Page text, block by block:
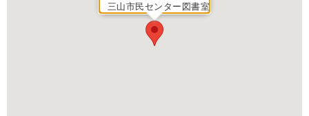
三山市民センター図書室